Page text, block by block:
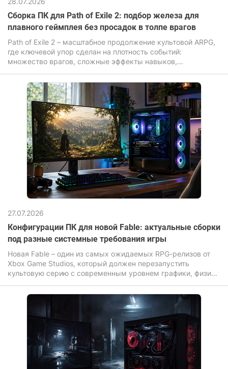
Сборка ПК для Path of Exile 2: подбор железа для
плавного геймплея без просадок в толпе врагов
Path of Exile 2 – масштабное продолжение культовой ARPG,
где ключевой упор сделан на плотность событий:
множество врагов, сложные эффекты навыков,
27.07.2026
Конфигурации ПК для новой Fable: актуальные сборки
под разные системные требования игры
Новая Fable – один из самых ожидаемых RPG-релизов от
Xbox Game Studios, который должен перезапустить
культовую серию с современным уровнем графики, физики